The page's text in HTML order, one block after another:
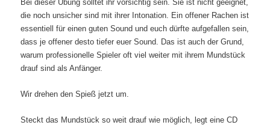
Bei dieser Übung solltet ihr vorsichtig sein. Sie ist nicht geeignet,
die noch unsicher sind mit ihrer Intonation. Ein offener Rachen ist
essentiell für einen guten Sound und euch dürfte aufgefallen sein,
dass je offener desto tiefer euer Sound. Das ist auch der Grund,
warum professionelle Spieler oft viel weiter mit ihrem Mundstück
drauf sind als Anfänger.
Wir drehen den Spieß jetzt um.
Steckt das Mundstück so weit drauf wie möglich, legt eine CD